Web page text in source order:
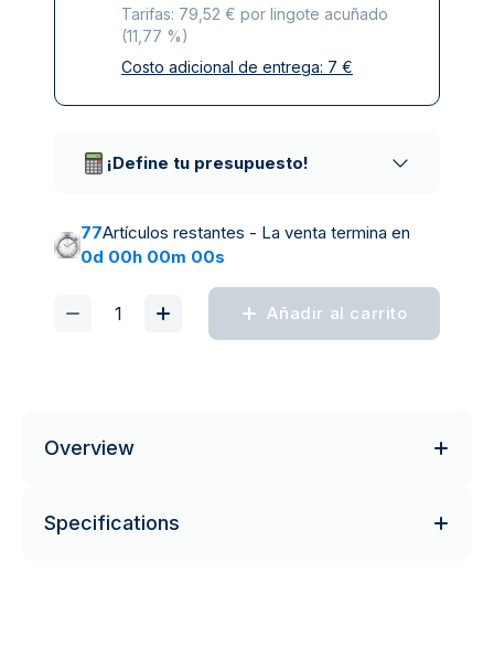
Tarifas: 79,52 € por lingote acuñado
(11,77 %)
Impuestos incluidos
Costo adicional de entrega: 7 €
¡Define tu presupuesto!
77Artículos restantes - La venta termina en
0d 00h 00m 00s
Añadir al carrito
Overview
Specifications